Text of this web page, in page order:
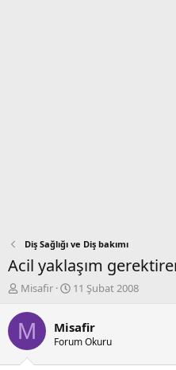
Diş Sağlığı ve Diş bakımı
Acil yaklaşım
K
n
b
y
Misafir
B
l
a
11 Şubat 2008
M Misafir
Forum Okuru